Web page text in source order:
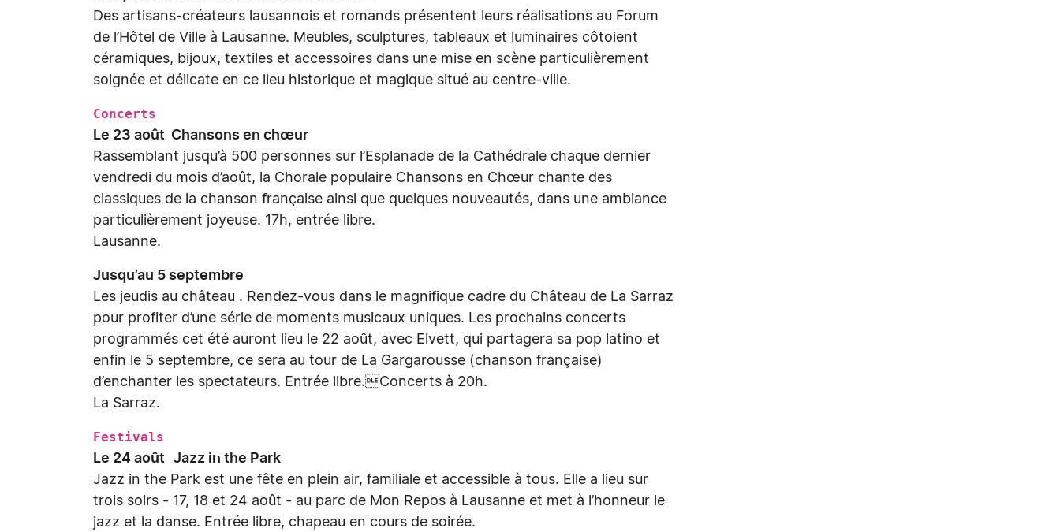
Des artisans-créateurs lausannois et romands présentent leurs réalisations au Forum
de l’Hôtel de Ville à Lausanne. Meubles, sculptures, tableaux et luminaires côtoient
céramiques, bijoux, textiles et accessoires dans une mise en scène particulièrement
soignée et délicate en ce lieu historique et magique situé au centre-ville.
Concerts
Le 23 août Chansons en chœur
Rassemblant jusqu’à 500 personnes sur l’Esplanade de la Cathédrale chaque dernier
vendredi du mois d’août, la Chorale populaire Chansons en Chœur chante des
classiques de la chanson française ainsi que quelques nouveautés, dans une ambiance
particulièrement joyeuse. 17h, entrée libre.
Lausanne.
Jusqu’au 5 septembre
Les jeudis au château . Rendez-vous dans le magnifique cadre du Château de La Sarraz
pour profiter d’une série de moments musicaux uniques. Les prochains concerts
programmés cet été auront lieu le 22 août, avec Elvett, qui partagera sa pop latino et
enfin le 5 septembre, ce sera au tour de La Gargarousse (chanson française)
d’enchanter les spectateurs. Entrée libre.Concerts à 20h.
La Sarraz.
Festivals
Le 24 août Jazz in the Park
Jazz in the Park est une fête en plein air, familiale et accessible à tous. Elle a lieu sur
trois soirs - 17, 18 et 24 août - au parc de Mon Repos à Lausanne et met à l’honneur le
jazz et la danse. Entrée libre, chapeau en cours de soirée.